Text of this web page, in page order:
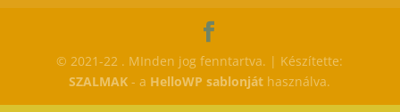
© 2021-22 . MInden jog fenntartva. | Készítette:
SZALMAK - a HelloWP sablonját használva.